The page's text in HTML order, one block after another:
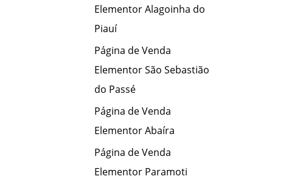
Elementor Alagoinha do
Piauí
Página de Venda
Elementor São Sebastião
do Passé
Página de Venda
Elementor Abaíra
Página de Venda
Elementor Paramoti